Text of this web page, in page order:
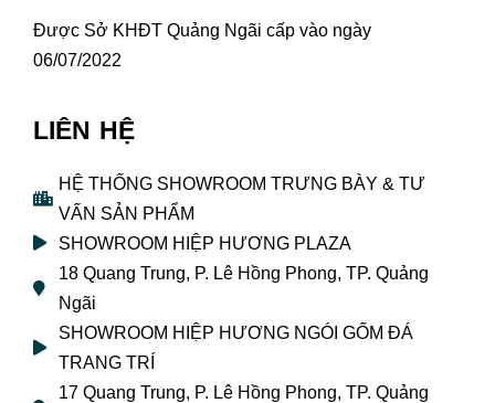
Được Sở KHĐT Quảng Ngãi cấp vào ngày
06/07/2022
LIÊN HỆ
HỆ THỐNG SHOWROOM TRƯNG BÀY & TƯ
VẤN SẢN PHẨM
SHOWROOM HIỆP HƯƠNG PLAZA
18 Quang Trung, P. Lê Hồng Phong, TP. Quảng
Ngãi
SHOWROOM HIỆP HƯƠNG NGÓI GỐM ĐÁ
TRANG TRÍ
17 Quang Trung, P. Lê Hồng Phong, TP. Quảng